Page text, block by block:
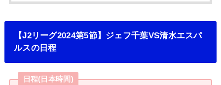
【J2リーグ2024第5節】ジェフ千葉VS清水エスパ
ルスの日程
日程(日本時間)